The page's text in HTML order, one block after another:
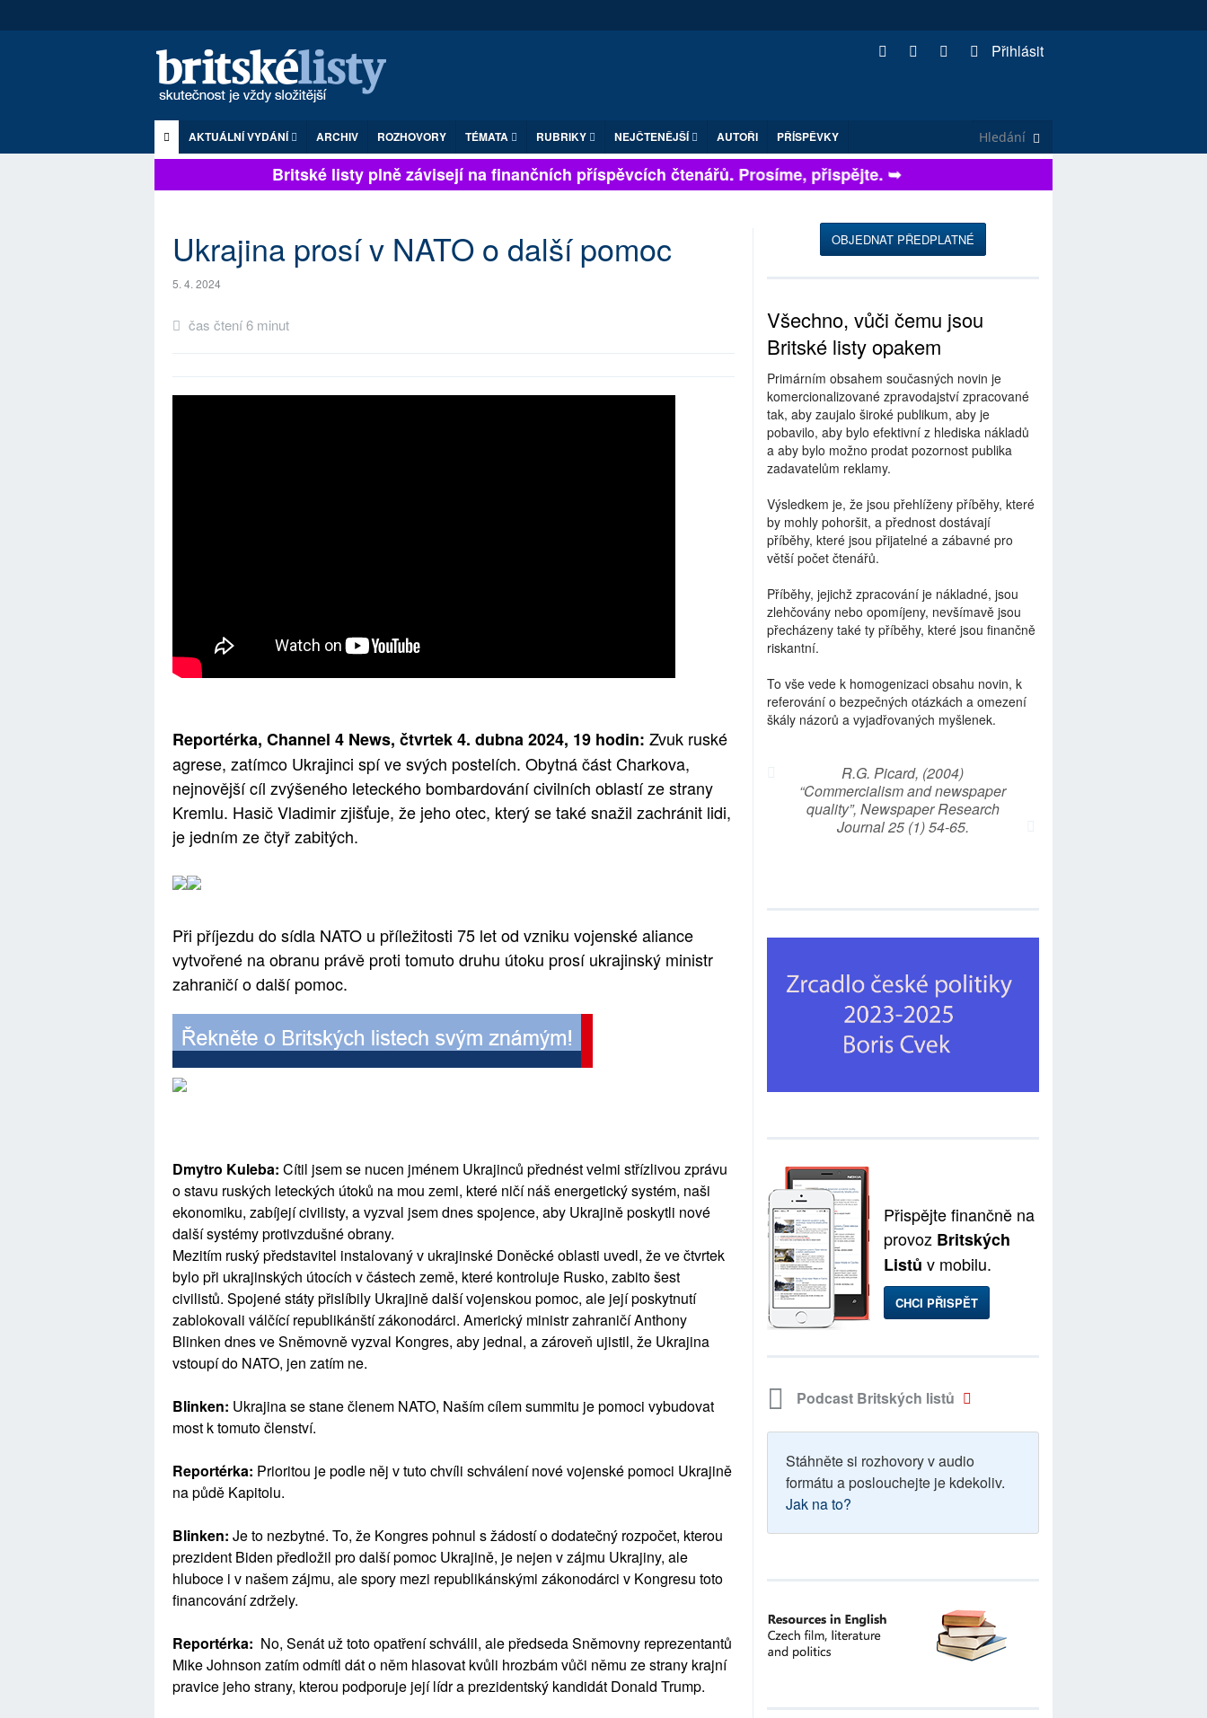
Přihlásit
AKTUÁLNÍ VYDÁNÍ ARCHIV ROZHOVORY TÉMATA RUBRIKY NEJČTENĚJŠÍ AUTOŘI PŘÍSPĚVKY
Britské listy plně závisejí na finančních příspěvcích čtenářů. Prosíme, přispějte. ➥
Ukrajina prosí v NATO o další pomoc
5. 4. 2024
čas čtení 6 minut
Reportérka, Channel 4 News, čtvrtek 4. dubna 2024, 19 hodin: Zvuk ruské
agrese, zatímco Ukrajinci spí ve svých postelích. Obytná část Charkova,
nejnovější cíl zvýšeného leteckého bombardování civilních oblastí ze strany
Kremlu. Hasič Vladimir zjišťuje, že jeho otec, který se také snažil zachránit lidi,
je jedním ze čtyř zabitých.
Při příjezdu do sídla NATO u příležitosti 75 let od vzniku vojenské aliance
vytvořené na obranu právě proti tomuto druhu útoku prosí ukrajinský ministr
zahraničí o další pomoc.
Dmytro Kuleba: Cítil jsem se nucen jménem Ukrajinců přednést velmi střízlivou zprávu
o stavu ruských leteckých útoků na mou zemi, které ničí náš energetický systém, naši
ekonomiku, zabíjejí civilisty, a vyzval jsem dnes spojence, aby Ukrajině poskytli nové
další systémy protivzdušné obrany.
Mezitím ruský představitel instalovaný v ukrajinské Doněcké oblasti uvedl, že ve čtvrtek
bylo při ukrajinských útocích v částech země, které kontroluje Rusko, zabito šest
civilistů. Spojené státy přislíbily Ukrajině další vojenskou pomoc, ale její poskytnutí
zablokovali válčící republikánští zákonodárci. Americký ministr zahraničí Anthony
Blinken dnes ve Sněmovně vyzval Kongres, aby jednal, a zároveň ujistil, že Ukrajina
vstoupí do NATO, jen zatím ne.
Blinken: Ukrajina se stane členem NATO, Naším cílem summitu je pomoci vybudovat
most k tomuto členství.
Reportérka: Prioritou je podle něj v tuto chvíli schválení nové vojenské pomoci Ukrajině
na půdě Kapitolu.
Blinken: Je to nezbytné. To, že Kongres pohnul s žádostí o dodatečný rozpočet, kterou
prezident Biden předložil pro další pomoc Ukrajině, je nejen v zájmu Ukrajiny, ale
hluboce i v našem zájmu, ale spory mezi republikánskými zákonodárci v Kongresu toto
financování zdržely.
Reportérka: No, Senát už toto opatření schválil, ale předseda Sněmovny reprezentantů
Mike Johnson zatím odmítl dát o něm hlasovat kvůli hrozbám vůči němu ze strany krajní
pravice jeho strany, kterou podporuje její lídr a prezidentský kandidát Donald Trump.
OBJEDNAT PŘEDPLATNÉ
Všechno, vůči čemu jsou
Britské listy opakem
Primárním obsahem současných novin je
komercionalizované zpravodajství zpracované
tak, aby zaujalo široké publikum, aby je
pobavilo, aby bylo efektivní z hlediska nákladů
a aby bylo možno prodat pozornost publika
zadavatelům reklamy.
Výsledkem je, že jsou přehlíženy příběhy, které
by mohly pohoršit, a přednost dostávají
příběhy, které jsou přijatelné a zábavné pro
větší počet čtenářů.
Příběhy, jejichž zpracování je nákladné, jsou
zlehčovány nebo opomíjeny, nevšímavě jsou
přecházeny také ty příběhy, které jsou finančně
riskantní.
To vše vede k homogenizaci obsahu novin, k
referování o bezpečných otázkách a omezení
škály názorů a vyjadřovaných myšlenek.
R.G. Picard, (2004)
“Commercialism and newspaper
quality”, Newspaper Research
Journal 25 (1) 54-65.
Přispějte finančně na
provoz Britských
Listů v mobilu.
CHCI PŘISPĚT
Podcast Britských listů
Stáhněte si rozhovory v audio
formátu a poslouchejte je kdekoliv.
Jak na to?